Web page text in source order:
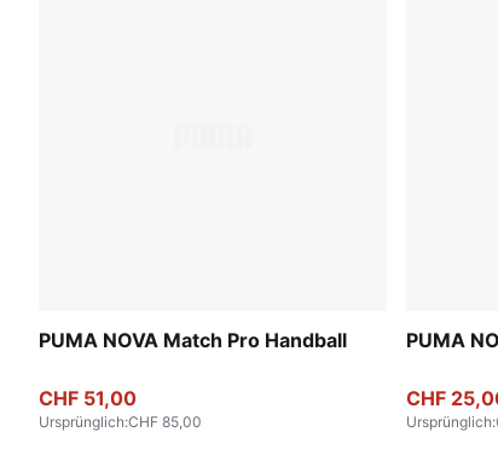
PUMA NOVA Match Pro Handball
CHF 51,00
Ursprünglich:CHF 85,00
PUMA
CHF
Ursprünglich: